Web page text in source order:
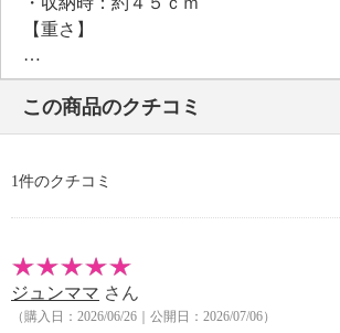
【重さ】
・約４００ｇ
【使用上の注意】
・飾り加工部分は完全な防水はっ水加工
水が浸み込む場合あり。
・中国製
能を保証するものではありません
※ＪＩＳ Ｌ １９２５、ＪＩＳ Ｌ
法
この商品のクチコミ
1件のクチコミ
ジュンママ さん
（購入日：2026/06/26｜公開日：2026/07/06）